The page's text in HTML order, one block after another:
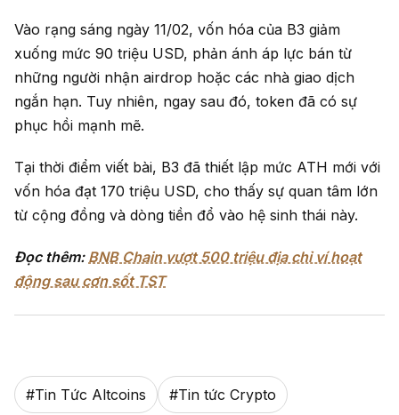
Vào rạng sáng ngày 11/02, vốn hóa của B3 giảm
xuống mức 90 triệu USD, phản ánh áp lực bán từ
những người nhận airdrop hoặc các nhà giao dịch
ngắn hạn. Tuy nhiên, ngay sau đó, token đã có sự
phục hồi mạnh mẽ.
Tại thời điểm viết bài, B3 đã thiết lập mức ATH mới với
vốn hóa đạt 170 triệu USD, cho thấy sự quan tâm lớn
từ cộng đồng và dòng tiền đổ vào hệ sinh thái này.
Đọc thêm: BNB Chain vượt 500 triệu địa chỉ ví hoạt
động sau cơn sốt TST
#Tin Tức Altcoins #Tin tức Crypto